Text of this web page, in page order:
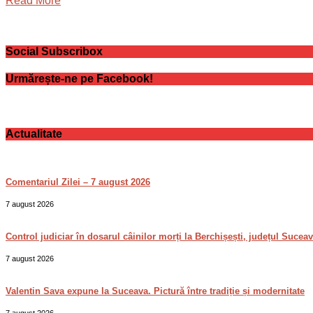
Social Subscribox
Urmărește-ne pe Facebook!
Actualitate
Comentariul Zilei – 7 august 2026
7 august 2026
Control judiciar în dosarul câinilor morți la Berchișești, județul
7 august 2026
Valentin Sava expune la Suceava. Pictură între tradiție și modernitate